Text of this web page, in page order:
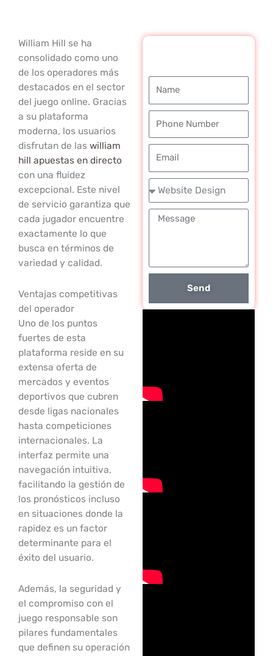
William Hill se ha
consolidado como uno
de los operadores más
destacados en el sector
del juego online. Gracias
a su plataforma
moderna, los usuarios
disfrutan de las william
hill apuestas en directo
con una fluidez
excepcional. Este nivel
de servicio garantiza que
cada jugador encuentre
exactamente lo que
busca en términos de
variedad y calidad.
Ventajas competitivas
del operador
Uno de los puntos
fuertes de esta
plataforma reside en su
extensa oferta de
mercados y eventos
deportivos que cubren
desde ligas nacionales
hasta competiciones
internacionales. La
interfaz permite una
navegación intuitiva,
facilitando la gestión de
los pronósticos incluso
en situaciones donde la
rapidez es un factor
determinante para el
éxito del usuario.
Además, la seguridad y
el compromiso con el
juego responsable son
pilares fundamentales
que definen su operación
Service
Required
Message
Send